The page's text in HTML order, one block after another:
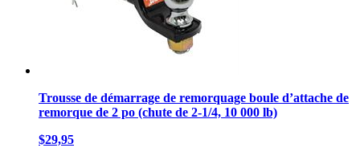
Trousse de démarrage de remorquage boule d’attache de
remorque de 2 po (chute de 2-1/4, 10 000 lb)
$29,95